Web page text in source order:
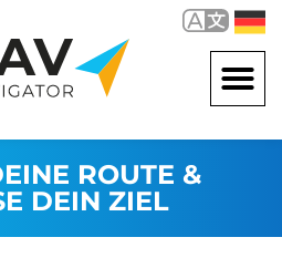
ROUTE &
DEIN ZIEL